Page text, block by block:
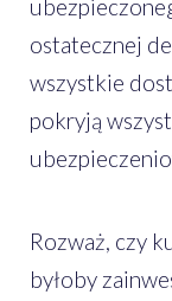
ostatecznej
wszystkie
pokryją
Rozważ, czy
byłoby